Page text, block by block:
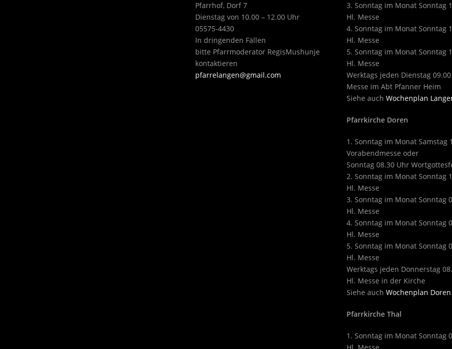
Pfarrhof, Dorf 7
Dienstag von 10.00 – 12.00 Uhr
05575-4430
In dringenden Fällen
bitte Pfarrmoderator RegisMushunje
kontaktieren
pfarrelangen@gmail.com
3. Sonntag im Monat Sonntag
Hl. Messe
4. Sonntag im Monat Sonntag
Hl. Messe
5. Sonntag im Monat Sonntag
Hl. Messe
Werktags jeden Dienstag
Messe im Abt Pfanner Heim
Siehe auch Wochenplan
Pfarrkirche Doren
1. Sonntag im Monat Samstag
Vorabendmesse oder
Sonntag 08.30 Uhr
2. Sonntag im Monat Sonntag
Hl. Messe
3. Sonntag im Monat Sonntag
Hl. Messe
4. Sonntag im Monat Sonntag
Hl. Messe
5. Sonntag im Monat Sonntag
Hl. Messe
Werktags jeden Donnerstag
Hl. Messe in der Kirche
Siehe auch Wochenplan Doren
Pfarrkirche Thal
1. Sonntag im Monat Sonntag